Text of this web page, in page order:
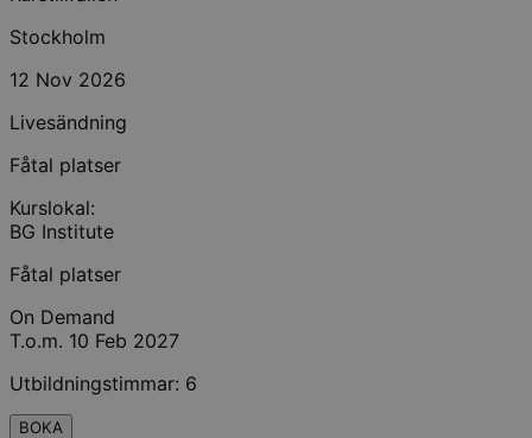
Stockholm
12 Nov 2026
Livesändning
Fåtal platser
Kurslokal:
BG Institute
Fåtal platser
On Demand
T.o.m. 10 Feb 2027
Utbildningstimmar: 6
BOKA